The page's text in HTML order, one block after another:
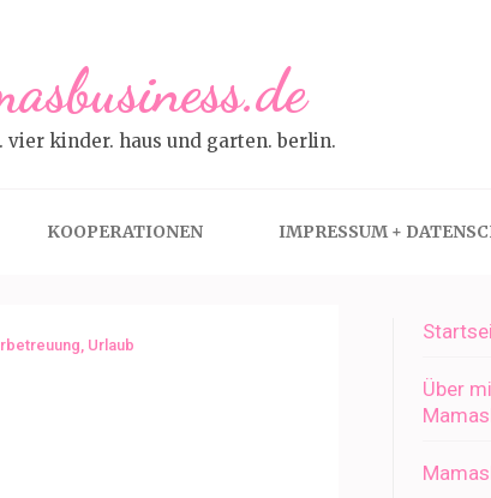
vier kinder. haus und garten. berlin.
KOOPERATIONEN IMPRESSUM +
, Urlaub
Über